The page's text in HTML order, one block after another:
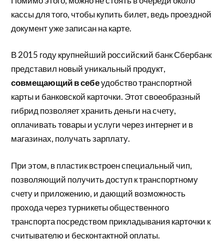
кассы для того, чтобы купить билет, ведь проездной
документ уже записан на карте.
В 2015 году крупнейший российский банк Сбербанк
представил новый уникальный продукт,
совмещающий в себеудобство транспортной
карты и банковской карточки. Этот своеобразный
гибрид позволяет хранить деньги на счету,
оплачивать товары и услуги через интернет и в
магазинах, получать зарплату.
При этом, в пластик встроен специальный чип,
позволяющий получить доступ к транспортному
счету и приложению, и дающий возможность
прохода через турникеты общественного
транспорта посредством прикладывания карточки к
считывателю и бесконтактной оплаты.